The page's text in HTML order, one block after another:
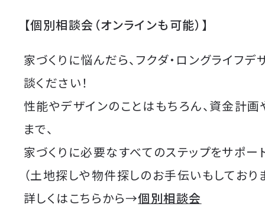
【個別相談会（オンラインも可能）】
家づくりに悩んだら、フクダ・ロングライフ
談ください！
性能やデザインのことはもちろん、資金計
まで、
家づくりに必要なすべてのステップをサポー
（土地探しや物件探しのお手伝いもしており
詳しくはこちらから→個別相談会